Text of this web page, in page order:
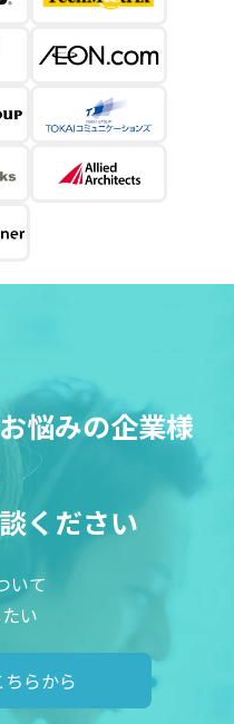
悩みの企業様
ください
いて
い
らから